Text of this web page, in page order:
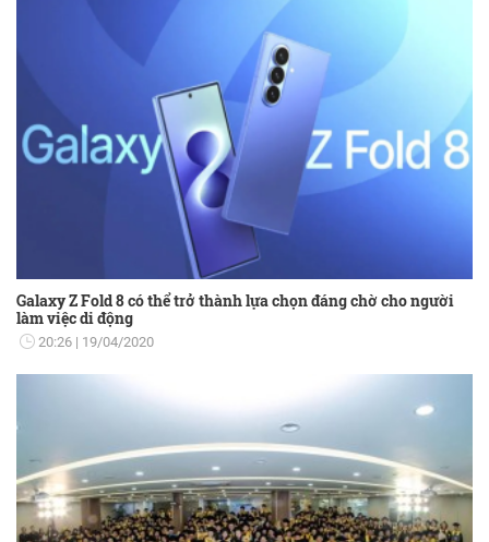
Galaxy Z Fold 8 có thể trở thành lựa chọn đáng chờ cho người
làm việc di động
20:26 19/04/2020